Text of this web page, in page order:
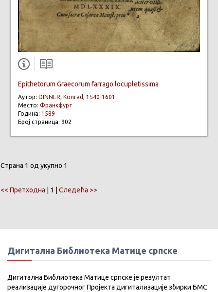
Epithetorum Graecorum farrago locupletissima
Аутор: DINNER, Konrad, 1540-1601
Место: Франкфурт
Година: 1589
Број страница: 902
Страна 1 од укупно 1
<< Претходна | 1 | Следећа >>
Дигитална Библиотека Матице српске
Дигитална Библиотека Матице српске је резултат
реализације дугорочног Пројекта дигитализације збирки БМС